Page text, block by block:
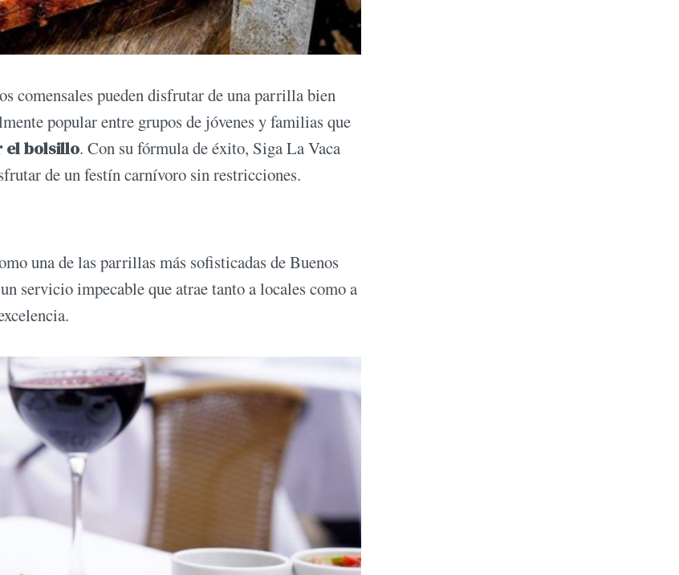
comensales pueden disfrutar de una parrilla bien
popular entre grupos de jóvenes y familias que
el bolsillo. Con su fórmula de éxito, Siga La Vaca
de un festín carnívoro sin restricciones.
una de las parrillas más sofisticadas de Buenos
servicio impecable que atrae tanto a locales como a